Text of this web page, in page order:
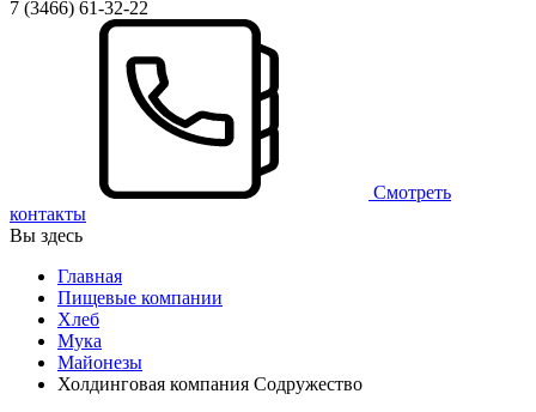
7 (3466) 61-32-22
Смотреть
контакты
Вы здесь
Главная
Пищевые компании
Хлеб
Мука
Майонезы
Холдинговая компания Содружество